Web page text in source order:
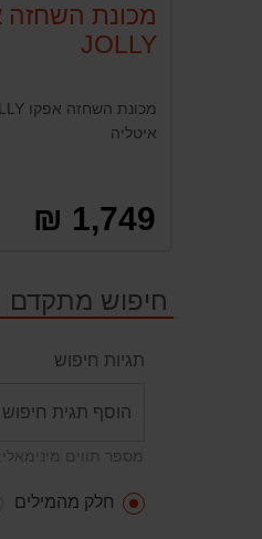
JOLLY
איטליה
1,749 ₪
חיפוש מתקדם
תגיות חיפוש
מספר תווים מינימאלי: 2
חלק מהמילים